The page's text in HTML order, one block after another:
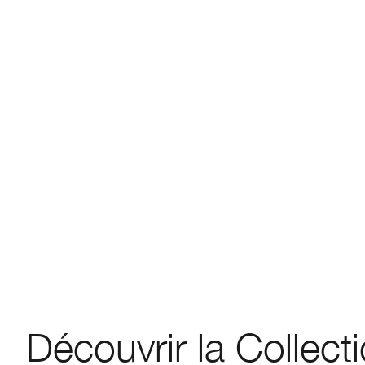
Découvrir la